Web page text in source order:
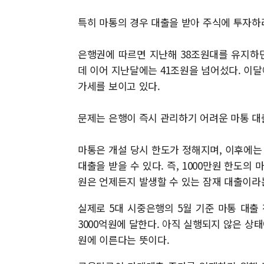
특히 마통의 경우 대출을 받아 주식에 투자
은행권에 따르면 지난해 38조원대를 유지
데 이어 지난달에는 41조원을 넘어섰다. 이
가세를 보이고 있다.
문제는 은행이 즉시 관리하기 어려운 마통
마통은 개설 당시 한도가 정해지며, 이후에
대출을 받을 수 있다. 즉, 1000만원 한도의
원은 언제든지 발생할 수 있는 잠재 대출이
실제로 5대 시중은행의 5월 기준 마통 대
3000억원에 달한다. 아직 실행되지 않은 상
원에 이른다는 뜻이다.